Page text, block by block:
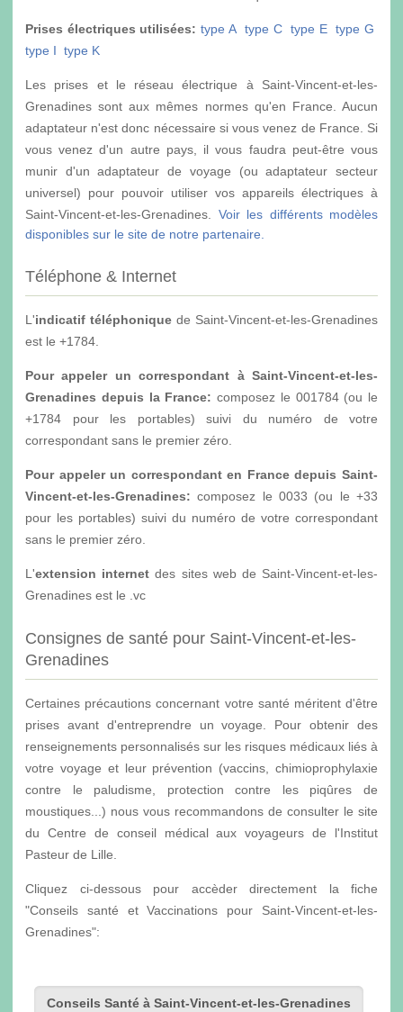
Prises électriques utilisées: type A type C type E type G
type I type K
Les prises et le réseau électrique à Saint-Vincent-et-les-
Grenadines sont aux mêmes normes qu'en France. Aucun
adaptateur n'est donc nécessaire si vous venez de France. Si
vous venez d'un autre pays, il vous faudra peut-être vous
munir d'un adaptateur de voyage (ou adaptateur secteur
universel) pour pouvoir utiliser vos appareils électriques à
Saint-Vincent-et-les-Grenadines. Voir les différents modèles
disponibles sur le site de notre partenaire.
Téléphone & Internet
L'indicatif téléphonique de Saint-Vincent-et-les-Grenadines
est le +1784.
Pour appeler un correspondant à Saint-Vincent-et-les-
Grenadines depuis la France: composez le 001784 (ou le
+1784 pour les portables) suivi du numéro de votre
correspondant sans le premier zéro.
Pour appeler un correspondant en France depuis Saint-
Vincent-et-les-Grenadines: composez le 0033 (ou le +33
pour les portables) suivi du numéro de votre correspondant
sans le premier zéro.
L'extension internet des sites web de Saint-Vincent-et-les-
Grenadines est le .vc
Consignes de santé pour Saint-Vincent-et-les-
Grenadines
Certaines précautions concernant votre santé méritent d'être
prises avant d'entreprendre un voyage. Pour obtenir des
renseignements personnalisés sur les risques médicaux liés à
votre voyage et leur prévention (vaccins, chimioprophylaxie
contre le paludisme, protection contre les piqûres de
moustiques...) nous vous recommandons de consulter le site
du Centre de conseil médical aux voyageurs de l'Institut
Pasteur de Lille.
Cliquez ci-dessous pour accèder directement la fiche
"Conseils santé et Vaccinations pour Saint-Vincent-et-les-
Grenadines":
Conseils Santé à Saint-Vincent-et-les-Grenadines